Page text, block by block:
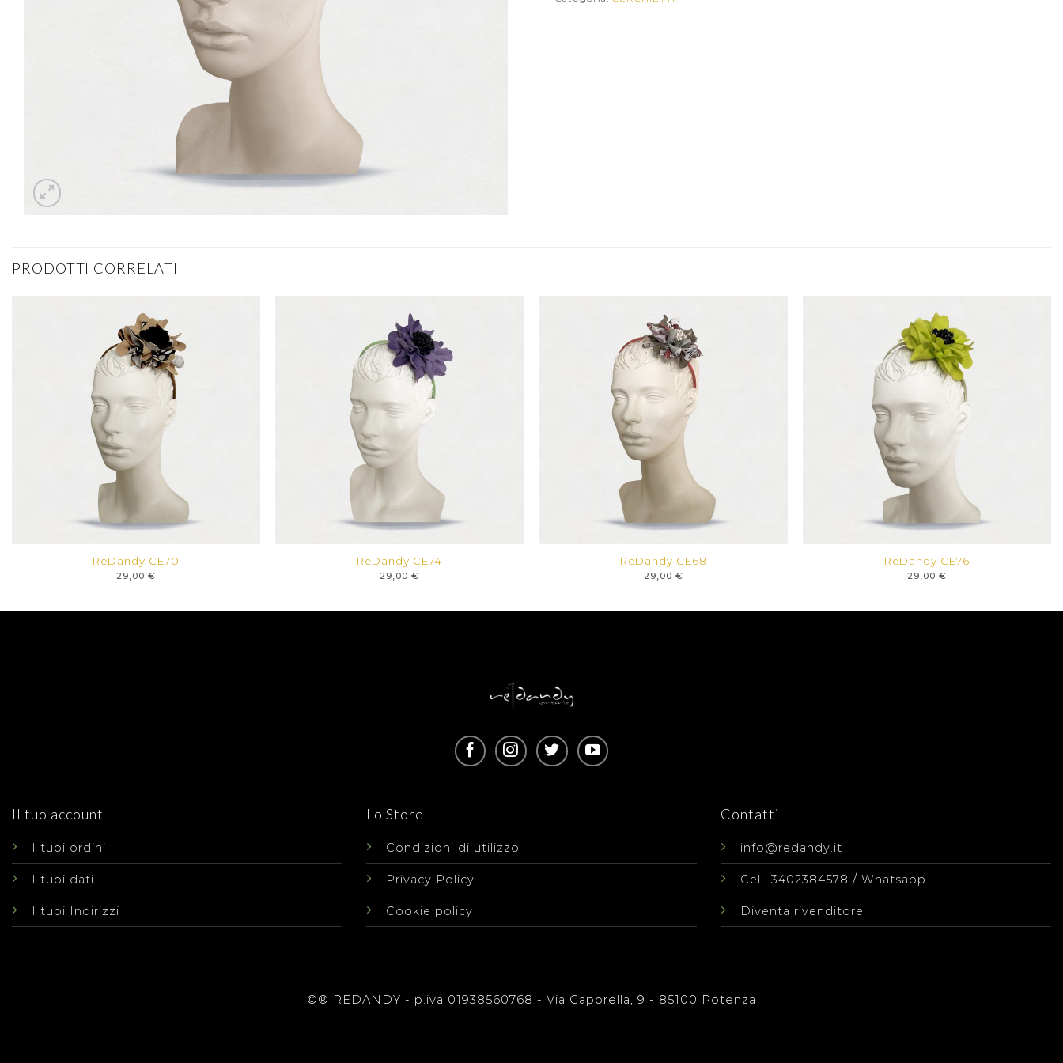
PRODOTTI CORRELATI
ReDandy CE70
29,00 €
ReDandy CE74
29,00€
ReDandy CE68
29,00 €
ReDandy CE76
29,00€
Il tuo account
I tuoi ordini
I tuoi dati
I tuoi Indirizzi
Lo Store
Condizioni di utilizzo
Privacy Policy
Cookie policy
Contatti
info@redandy.it
Cell. 3402384578 / Whatsapp
Diventa rivenditore
©® REDANDY - p.iva 01938560768 - Via Caporella, 9 - 85100 Potenza